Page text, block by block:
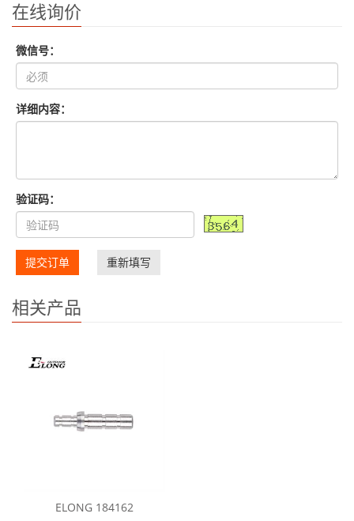
在线询价
微信号：
详细内容：
验证码：
提交订单 重新填写
相关产品
ELONG 184162